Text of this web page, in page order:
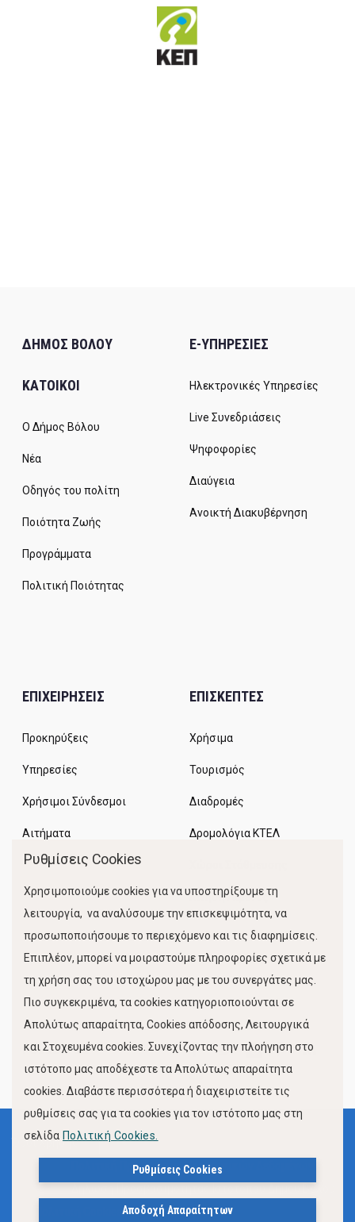
ΔΗΜΟΣ ΒΟΛΟΥ
ΚΑΤΟΙΚΟΙ
Ο Δήμος Βόλου
Νέα
Οδηγός του πολίτη
Ποιότητα Ζωής
Προγράμματα
Πολιτική Ποιότητας
E-ΥΠΗΡΕΣΙΕΣ
Ηλεκτρονικές Υπηρεσίες
Live Συνεδριάσεις
Ψηφοφορίες
Διαύγεια
Ανοικτή Διακυβέρνηση
ΕΠΙΧΕΙΡΗΣΕΙΣ
Προκηρύξεις
Υπηρεσίες
Χρήσιμοι Σύνδεσμοι
Αιτήματα
ΕΠΙΣΚΕΠΤΕΣ
Χρήσιμα
Τουρισμός
Διαδρομές
Δρομολόγια ΚΤΕΛ
Κίνηση Λιμένος
FOLLOW US
Όροι Χρήσης
Πολιτική Προστασίας Προσωπικών Δεδομένων
Πολιτική Cookies
Ρυθμίσεις Cookies
Χρησιμοποιούμε cookies για να υποστηρίξουμε τη
λειτουργία, να αναλύσουμε την επισκεψιμότητα, να
προσωποποιήσουμε το περιεχόμενο και τις διαφημίσεις.
Επιπλέον, μπορεί να μοιραστούμε πληροφορίες σχετικά με
τη χρήση σας του ιστοχώρου μας με του συνεργάτες μας.
Πιο συγκεκριμένα, τα cookies κατηγοριοποιούνται σε
Απολύτως απαραίτητα, Cookies απόδοσης, Λειτουργικά
και Στοχευμένα cookies. Συνεχίζοντας την πλοήγηση στο
ιστότοπο μας αποδέχεστε τα Απολύτως απαραίτητα
cookies. Διαβάστε περισσότερα ή διαχειριστείτε τις
ρυθμίσεις σας για τα cookies για τον ιστότοπο μας στη
σελίδα Πολιτική Cookies.
Ρυθμίσεις Cookies
Αποδοχή Απαραίτητων